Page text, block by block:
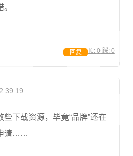
顶: 0 踩: 0
回复
下载资源，毕竟“品牌”还在
请……